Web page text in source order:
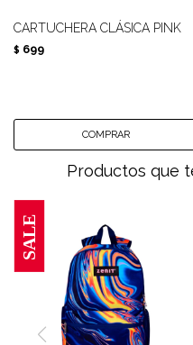
CARTUCHERA CLÁSICA PINK
$ 699
Productos que